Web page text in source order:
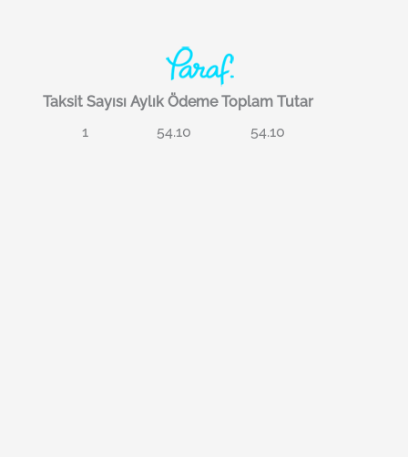
Taksit Sayısı Aylık Ödeme Toplam Tutar
1
54.10 54.10